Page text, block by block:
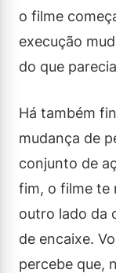
o filme
execução
do que
Há também
mudança de
conjunto de
fim, o filme te
outro lado da
de encaixe.
percebe que,